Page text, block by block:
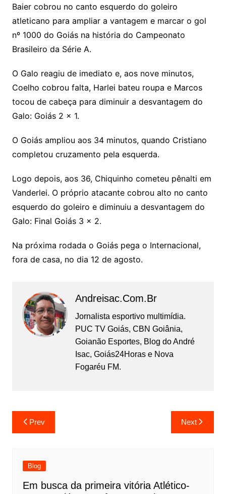
Baier cobrou no canto esquerdo do goleiro
atleticano para ampliar a vantagem e marcar o gol
nº 1000 do Goiás na história do Campeonato
Brasileiro da Série A.
O Galo reagiu de imediato e, aos nove minutos,
Coelho cobrou falta, Harlei bateu roupa e Marcos
tocou de cabeça para diminuir a desvantagem do
Galo: Goiás 2 x 1.
O Goiás ampliou aos 34 minutos, quando Cristiano
completou cruzamento pela esquerda.
Logo depois, aos 36, Chiquinho cometeu pênalti em
Vanderlei. O próprio atacante cobrou alto no canto
esquerdo do goleiro e diminuiu a desvantagem do
Galo: Final Goiás 3 x 2.
Na próxima rodada o Goiás pega o Internacional,
fora de casa, no dia 12 de agosto.
Andreisac.com.br
Jornalista esportivo multimídia.
PUC TV Goiás, CBN Goiânia,
Goianão Esportes, Blog do André
Isac, Goiás24Horas e Nova
Fogaréu FM.
Prev Next
Blog
Em busca da primeira vitória Atlético-